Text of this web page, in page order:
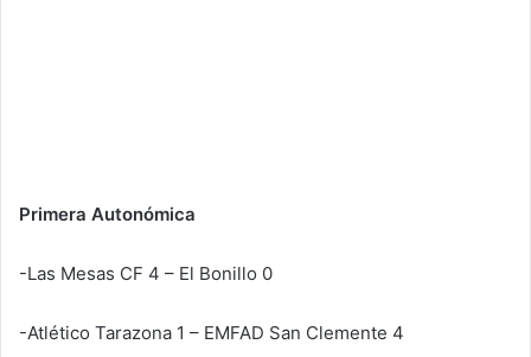
Primera Autonómica
-Las Mesas CF 4 – El Bonillo 0
-Atlético Tarazona 1 – EMFAD San Clemente 4